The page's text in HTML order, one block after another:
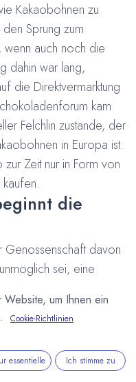
Kakaobohnen zu
Sprung zum
auch noch die
dahin war lang,
die Direktvermarktung
kam
Felchlin zustande, der
in Europa ist.
Zeit nur in Form von
die
Genossenschaft davon
sei, eine
stellen um einen
einer der Arbeiter,
einen
sich auf den Weg, mit
um Ihnen ein
Cookie-Richtlinien
essentielle Ich stimme zu